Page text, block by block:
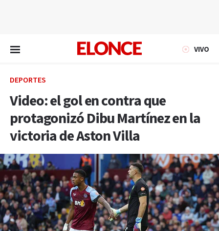
VIVO
DEPORTES
Video: el gol en contra que
protagonizó Dibu Martínez en la
victoria de Aston Villa